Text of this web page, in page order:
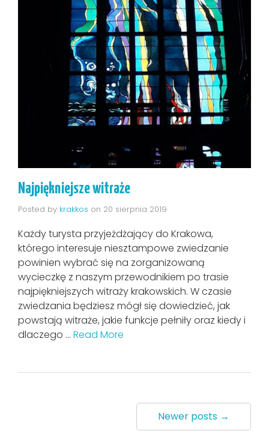
Najpiękniejsze witraże
Posted by krakkos on 20 sierpnia 2019
Każdy turysta przyjeżdżający do Krakowa,
którego interesuje niesztampowe zwiedzanie
powinien wybrać się na zorganizowaną
wycieczkę z naszym przewodnikiem po trasie
najpiękniejszych witraży krakowskich. W czasie
zwiedzania będziesz mógł się dowiedzieć, jak
powstają witraże, jakie funkcje pełniły oraz kiedy i
dlaczego … Read More
Newer posts →